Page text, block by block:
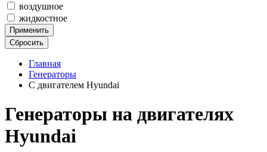
воздушное
жидкостное
Применить
Сбросить
Главная
Генераторы
С двигателем Hyundai
Генераторы на двигателях
Hyundai